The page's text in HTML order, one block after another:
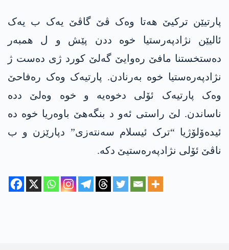
پارتیێن ترکیێ ھەتا وەک ڤێ گاڤێ یەک ب یەک
ئالیێن نژادپەرستیا خوە ددن پێش و ل ھمبەر
دەستخستنا مافێ رەوایێ گەلێ کورد ژی دەست ژ
نژادپەرەستیا خوە بەرنادن. پارتیەک وەک رەفاحێ
وەک پارتیەک ئۆلی دخوەیە و خوە وەلێ ددە
ناساندن. لێ راستی ئەو د بنگەھێ باوەریا خوە دە
ئیدەۆلۆژیا “ترک ئیسلام سەنتەزی” دپارێزن و ب
ناڤێ ئۆلی نژادپەرەستیێ دکە.